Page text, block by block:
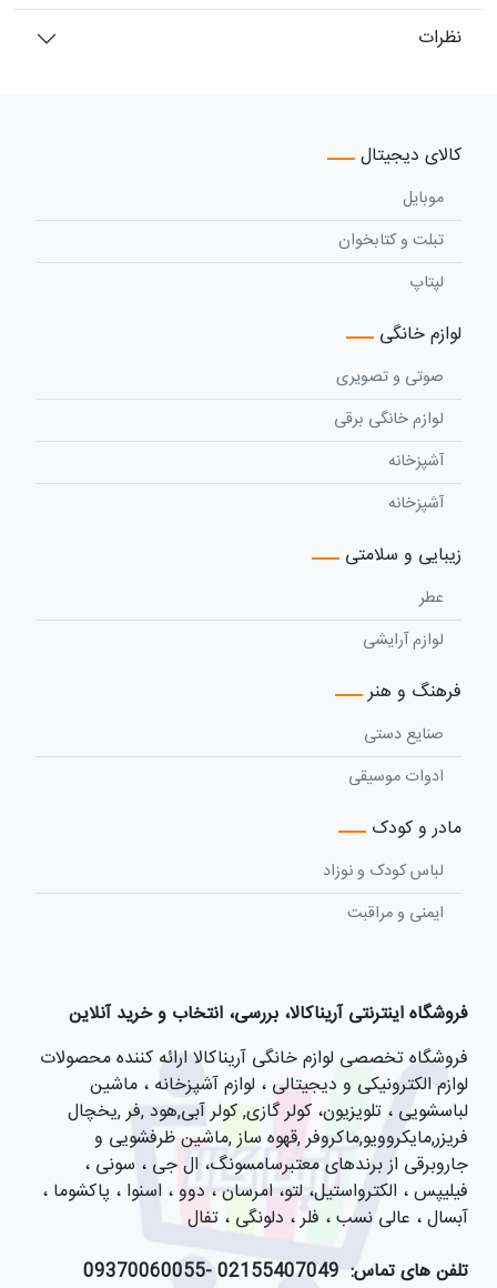
نظرات
فروشگاه اینترنتی آریناکالا، بررسی، انتخاب و خرید آنلاین
فروشگاه تخصصی لوازم خانگی آریناکالا ارائه کننده محصولات
لوازم الکترونیکی و دیجیتالی ، لوازم آشپزخانه ، ماشین
لباسشویی ، تلویزیون، کولر گازی, کولر آبی,هود ,فر ,یخچال
فریزر,مایکروویو,ماکروفر ,قهوه ساز ,ماشین ظرفشویی و
جاروبرقی از برندهای معتبرسامسونگ، ال جی ، سونی ،
فیلیپس ، الکترواستیل، لتو، امرسان ، دوو ، اسنوا ، پاکشوما ،
آبسال ، عالی نسب ، فلر ، دلونگی ، تفال
تلفن های تماس:
021
55407049 -09370060055
کالای دیجیتال
موبایل
تبلت و کتابخوان
لپتاپ
لوازم خانگی
صوتی و تصویری
لوازم خانگی برقی
آشپزخانه
آشپزخانه
زیبایی و سلامتی
عطر
لوازم آرایشی
فرهنگ و هنر
صنایع دستی
ادوات موسیقی
مادر و کودک
لباس کودک و نوزاد
ایمنی و مراقبت